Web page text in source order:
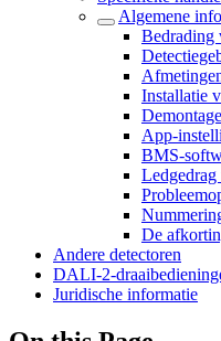
Algemene
Bedrading
Installatie
App-
BMS-
De
Andere detectoren
DALI-2-
Juridische informatie